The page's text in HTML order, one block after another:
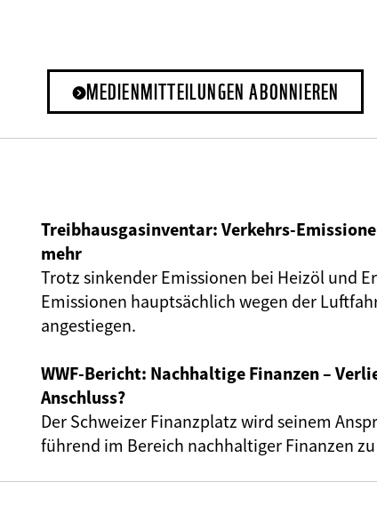
MEDIENMITTEILUNGEN ABONNIEREN
Treibhausgasinventar: Verkehrs-
mehr
Trotz sinkender Emissionen bei Heizöl und
Emissionen hauptsächlich wegen der
angestiegen.
WWF-Bericht: Nachhaltige Finanzen –
Anschluss?
Der Schweizer Finanzplatz wird seinem
führend im Bereich nachhaltiger Finanzen